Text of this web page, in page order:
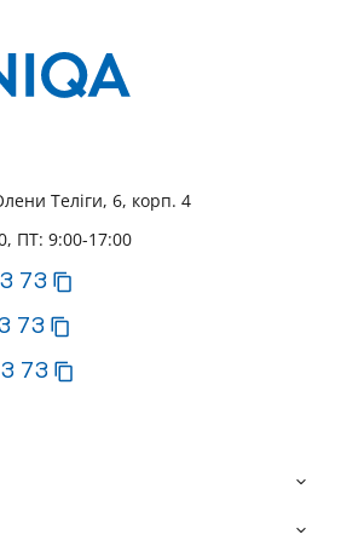
Теліги, 6, корп. 4
ПТ: 9:00-17:00
73
73
73